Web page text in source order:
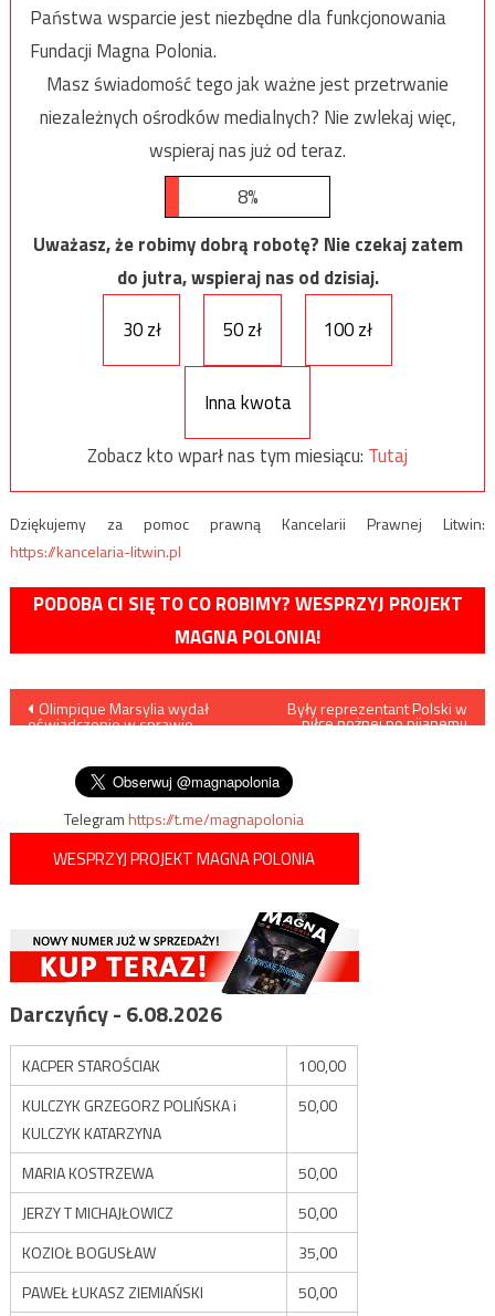
Państwa wsparcie jest niezbędne dla funkcjonowania
Fundacji Magna Polonia.
Masz świadomość tego jak ważne jest przetrwanie
niezależnych ośrodków medialnych? Nie zwlekaj więc,
wspieraj nas już od teraz.
8%
Uważasz, że robimy dobrą robotę? Nie czekaj zatem
do jutra, wspieraj nas od dzisiaj.
30 zł
50 zł 100 zł
Inna kwota
Zobacz kto wparł nas tym miesiącu: Tutaj
Dziękujemy za pomoc prawną Kancelarii Prawnej Litwin:
https://kancelaria-litwin.pl
PODOBA CI SIĘ TO CO ROBIMY? WESPRZYJ PROJEKT
MAGNA POLONIA!
Nawigacja
wpisu
Olimpique Marsylia wydał
oświadczenie w sprawie
Były reprezentant Polski w
piłce nożnej po pijanemu
Telegramhttps://t.me/magnapolonia
WESPRZYJ PROJEKT MAGNA POLONIA
Darczyńcy - 6.08.2026
KACPER STAROŚCIAK
100,00
KULCZYK GRZEGORZ POLIŃSKA i
KULCZYK KATARZYNA
50,00
MARIA KOSTRZEWA
50,00
JERZY T MICHAJŁOWICZ
50,00
KOZIOŁ BOGUSŁAW
35,00
PAWEŁ ŁUKASZ ZIEMIAŃSKI
50,00